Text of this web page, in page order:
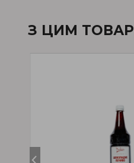
З ЦИМ